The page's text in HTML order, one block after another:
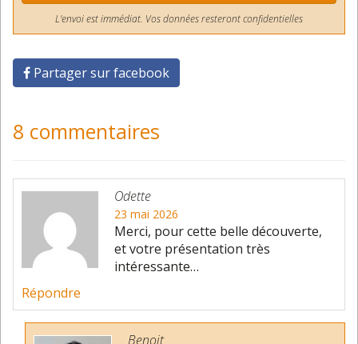
L'envoi est immédiat. Vos données resteront confidentielles
Partager sur facebook
8 commentaires
Odette
23 mai 2026
Merci, pour cette belle découverte,
et votre présentation très
intéressante…
Répondre
Benoit